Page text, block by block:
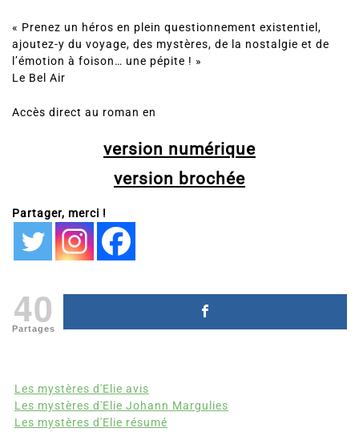
« Prenez un héros en plein questionnement existentiel,
ajoutez-y du voyage, des mystères, de la nostalgie et de
l’émotion à foison… une pépite ! »
Le Bel Air
Accès direct au roman en
version numérique
version brochée
Partager, merci !
40
Partages
Les mystères d'Elie avis
Les mystères d'Elie Johann Margulies
Les mystères d'Elie résumé